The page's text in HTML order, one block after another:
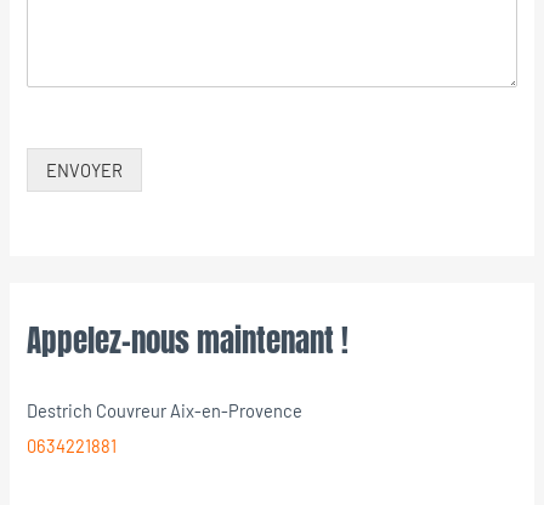
ENVOYER
Appelez-nous maintenant !
Destrich Couvreur Aix-en-Provence
0634221881